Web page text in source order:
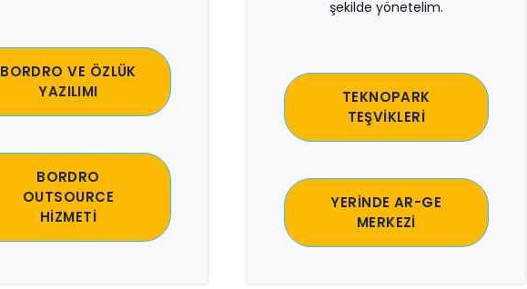
BORDRO VE ÖZLÜK
YAZILIMI
BORDRO
OUTSOURCE
HİZMETİ
şekilde yönetelim.
TEKNOPARK
TEŞVİKLERİ
YERİNDE AR-GE
MERKEZİ